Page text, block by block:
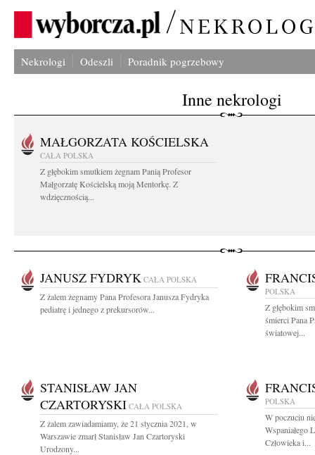
Nekrologi Odeszli Poradnik pogrzebowy
Inne nekrologi
MAŁGORZATA KOŚCIELSKA
CAŁA POLSKA
Z głębokim smutkiem żegnam Panią Profesor
Małgorzatę Kościelską moją Mentorkę. Z
wdzięcznością...
JANUSZ FYDRYK CAŁA POLSKA
Z żalem żegnamy Pana Profesora Janusza Fydryka
pediatrę i jednego z prekursorów...
POLSKA
Z głębokim
śmierci Pana
światowej...
STANISŁAW JAN
CZARTORYSKI CAŁA POLSKA
Z żalem zawiadamiamy, że 21 stycznia 2021, w
Warszawie zmarł Stanisław Jan Czartoryski
Urodzony...
POLSKA
W poczuciu
Wspaniałego
Człowieka i...